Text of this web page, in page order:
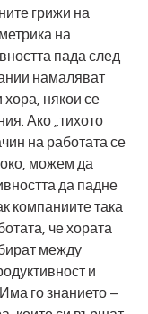
грижи на
на
пада след
намаляват
някои се
Ако „тихото
на работата се
можем да
да падне
компаниите така
че хората
между
и
го знанието –